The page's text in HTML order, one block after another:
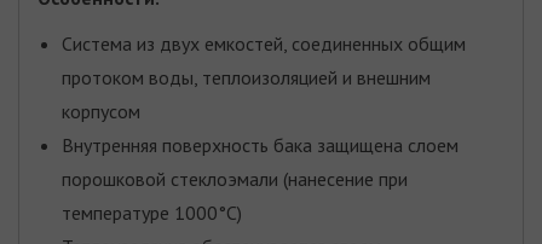
Система из двух емкостей, соединенных общим
протоком воды, теплоизоляцией и внешним
корпусом
Внутренняя поверхность бака защищена слоем
порошковой стеклоэмали (нанесение при
температуре 1000°C)